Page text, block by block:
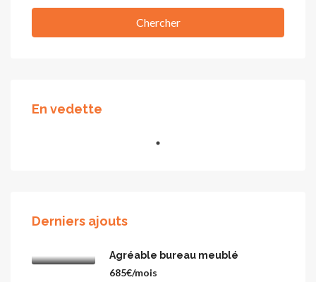
Chercher
En vedette
Derniers ajouts
Agréable bureau meublé
685€/mois